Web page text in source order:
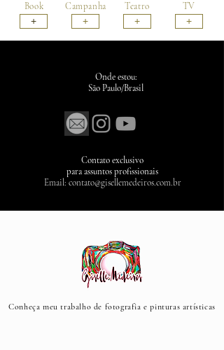
Book
+
Campanha
+
+
Teatro
TV
+
Onde estou:
São Paulo/Brasil
Contato exclusivo
para assuntos profissionais
Email: contato@gisellemedeiros.com.br
Conheça meu trabalho de fotografia e pinturas artísticas